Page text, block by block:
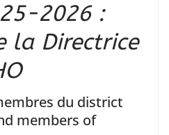
2026 :
la Directrice
du district
members of